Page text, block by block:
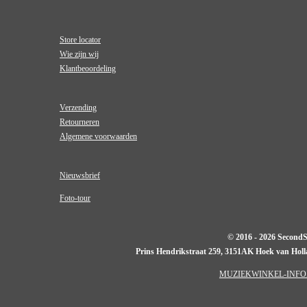
Store locator
Wie zijn wij
Klantbeoordeling
Verzending
Retourneren
Algemene voorwaarden
Nieuwsbrief
Foto-tour
© 2016 - 2026
Prins Hendrikstraat 259, 3151AK Hoek van
MUZIEKWINKEL-